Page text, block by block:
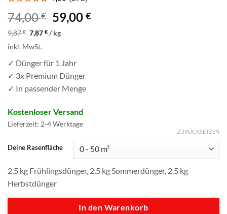
74,00€ Ursprünglicher
Preis
war:
59,00€Aktueller
9,87€ 7,87€ /kg
inkl. MwSt.
✓ Dünger für 1 Jahr
✓ 3x Premium Dünger
✓ In passender Menge
Kostenloser Versand
Lieferzeit: 2-4 Werktage
Deine Rasenfläche
ZURÜCKSETZEN
2,5 kg Frühlingsdünger, 2,5 kg Sommerdünger, 2,5 kg
Herbstdünger
In den Warenkorb